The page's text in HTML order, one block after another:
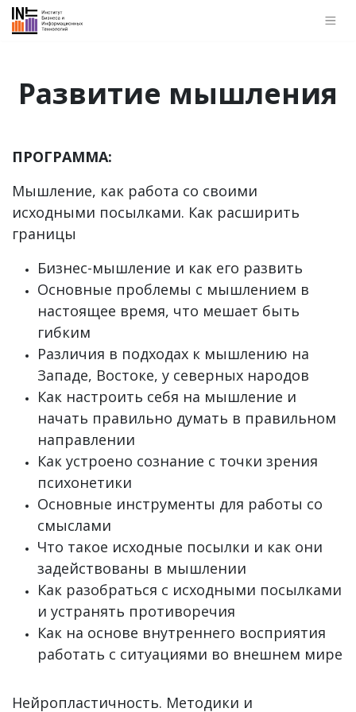
Развитие мышления
ПРОГРАММА:
Мышление, как работа со своими
исходными посылками. Как расширить
границы
Бизнес-мышление и как его развить
Основные проблемы с мышлением в
настоящее время, что мешает быть
гибким
Различия в подходах к мышлению на
Западе, Востоке, у северных народов
Как настроить себя на мышление и
начать правильно думать в правильном
направлении
Как устроено сознание с точки зрения
психонетики
Основные инструменты для работы со
смыслами
Что такое исходные посылки и как они
задействованы в мышлении
Как разобраться с исходными посылками
и устранять противоречия
Как на основе внутреннего восприятия
работать с ситуациями во внешнем мире
Нейропластичность. Методики и